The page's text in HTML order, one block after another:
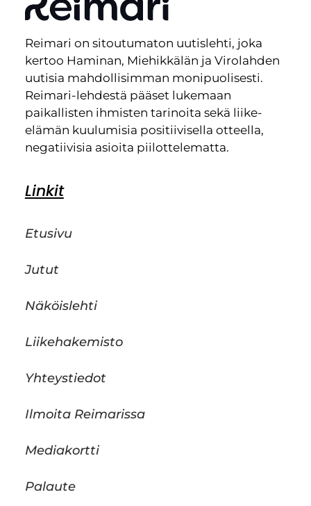
Reimari on sitoutumaton uutislehti, joka
kertoo Haminan, Miehikkälän ja Virolahden
uutisia mahdollisimman monipuolisesti.
Reimari-lehdestä pääset lukemaan
paikallisten ihmisten tarinoita sekä liike-
elämän kuulumisia positiivisella otteella,
negatiivisia asioita piilottelematta.
Linkit
Etusivu
Jutut
Näköislehti
Liikehakemisto
Yhteystiedot
Ilmoita Reimarissa
Mediakortti
Palaute